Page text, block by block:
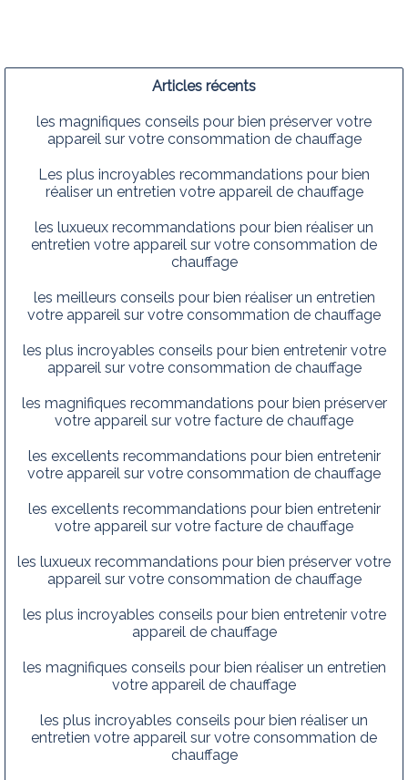
Articles récents
les magnifiques conseils pour bien préserver votre
appareil sur votre consommation de chauffage
Les plus incroyables recommandations pour bien
réaliser un entretien votre appareil de chauffage
les luxueux recommandations pour bien réaliser un
entretien votre appareil sur votre consommation de
chauffage
les meilleurs conseils pour bien réaliser un entretien
votre appareil sur votre consommation de chauffage
les plus incroyables conseils pour bien entretenir votre
appareil sur votre consommation de chauffage
les magnifiques recommandations pour bien préserver
votre appareil sur votre facture de chauffage
les excellents recommandations pour bien entretenir
votre appareil sur votre consommation de chauffage
les excellents recommandations pour bien entretenir
votre appareil sur votre facture de chauffage
les luxueux recommandations pour bien préserver votre
appareil sur votre consommation de chauffage
les plus incroyables conseils pour bien entretenir votre
appareil de chauffage
les magnifiques conseils pour bien réaliser un entretien
votre appareil de chauffage
les plus incroyables conseils pour bien réaliser un
entretien votre appareil sur votre consommation de
chauffage